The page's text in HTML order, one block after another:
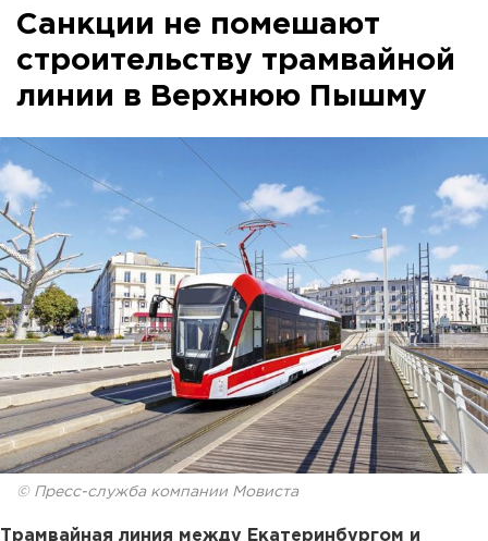
Санкции не помешают
строительству трамвайной
линии в Верхнюю Пышму
© Пресс-служба компании Мовиста
Трамвайная линия между Екатеринбургом и